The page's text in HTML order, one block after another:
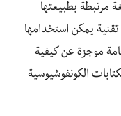
مرتبطة بطبيعتها
يمكن استخدامها
موجزة عن كيفية
الكونفوشيوسية